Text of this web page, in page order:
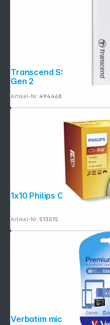
Transcend SSD ESD240C 480GB USB-C USB 3.1
Gen 2
Artikel-Nr.:494468
Artikel-Nr.:513515
Verbatim microSDHC 16GB Class 10 UHS-I incl